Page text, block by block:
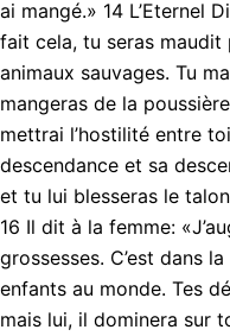
ai mangé.» 14 L’Eternel
fait cela, tu seras
animaux sauvages. Tu
mangeras de la
mettrai l’hostilité entre
descendance et sa
et tu lui blesseras le
16 Il dit à la femme:
grossesses. C’est dans
enfants au monde. Tes
mais lui, il dominera sur